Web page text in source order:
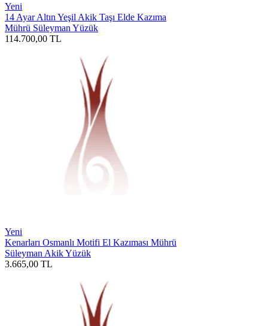
Yeni
14 Ayar Altın Yeşil Akik Taşı Elde Kazıma
Mührü Süleyman Yüzük
114.700,00 TL
Yeni
Kenarları Osmanlı Motifi El Kazıması Mührü
Süleyman Akik Yüzük
3.665,00 TL